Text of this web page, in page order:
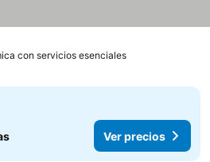
con servicios esenciales
Ver precios